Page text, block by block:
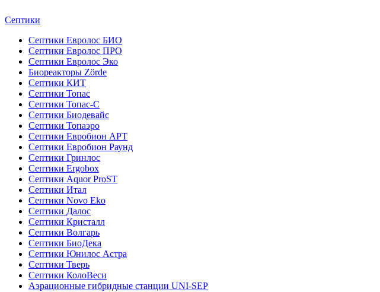
Септики
Септики Евролос БИО
Септики Евролос ПРО
Септики Евролос Эко
Биореакторы Zörde
Септики КИТ
Септики Топас
Септики Топас-С
Септики Биодевайс
Септики Топаэро
Септики Евробион АРТ
Септики Евробион Раунд
Септики Гринлос
Септики Ergobox
Септики Aquor ProST
Септики Итал
Септики Novo Eko
Септики Далос
Септики Кристалл
Септики Волгарь
Септики БиоДека
Септики Юнилос Астра
Септики Тверь
Септики КолоВеси
Аэрационные гибридные станции UNI-SEP